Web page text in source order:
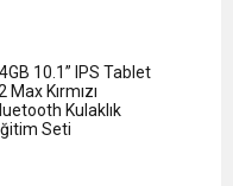
10.1” IPS Tablet
Max Kırmızı
Kulaklık
Seti